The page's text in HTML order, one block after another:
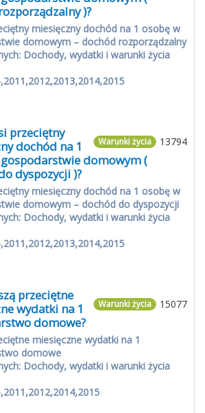
)?
miesięczny dochód na 1 osobę w
domowym – dochód rozporządzalny
Dochody, wydatki i warunki życia
13794
Warunki życia
przeciętny
dochód na 1
domowym (
dyspozycji )?
miesięczny dochód na 1 osobę w
domowym – dochód do dyspozycji
Dochody, wydatki i warunki życia
15077
Warunki życia
przeciętne
wydatki na 1
domowe?
miesięczne wydatki na 1
domowe
Dochody, wydatki i warunki życia